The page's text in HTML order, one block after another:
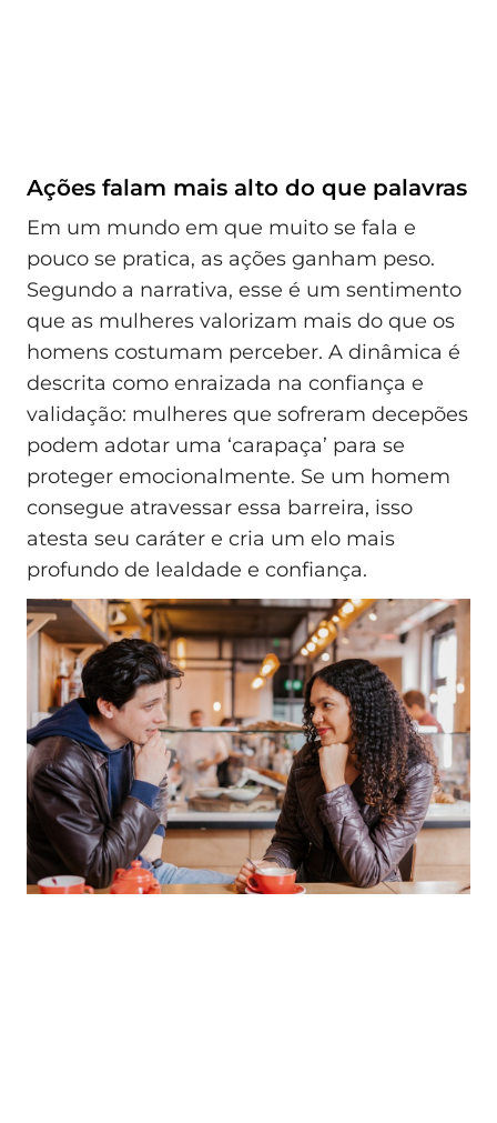
Ações falam mais alto do que palavras
Em um mundo em que muito se fala e
pouco se pratica, as ações ganham peso.
Segundo a narrativa, esse é um sentimento
que as mulheres valorizam mais do que os
homens costumam perceber. A dinâmica é
descrita como enraizada na confiança e
validação: mulheres que sofreram decepões
podem adotar uma ‘carapaça’ para se
proteger emocionalmente. Se um homem
consegue atravessar essa barreira, isso
atesta seu caráter e cria um elo mais
profundo de lealdade e confiança.